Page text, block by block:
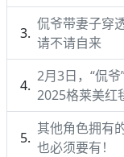
侃爷带妻子穿
请不请自来
2月3日，“侃
2025格莱美红
其他角色拥有
也必须要有！